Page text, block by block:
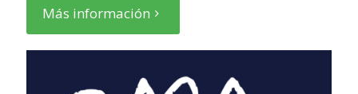
Más información